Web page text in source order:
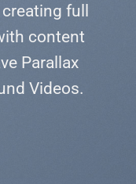
full
content
Parallax
Videos.